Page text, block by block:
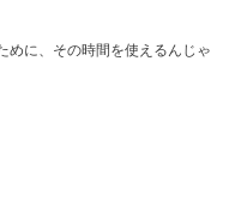
めに、その時間を使えるんじゃ